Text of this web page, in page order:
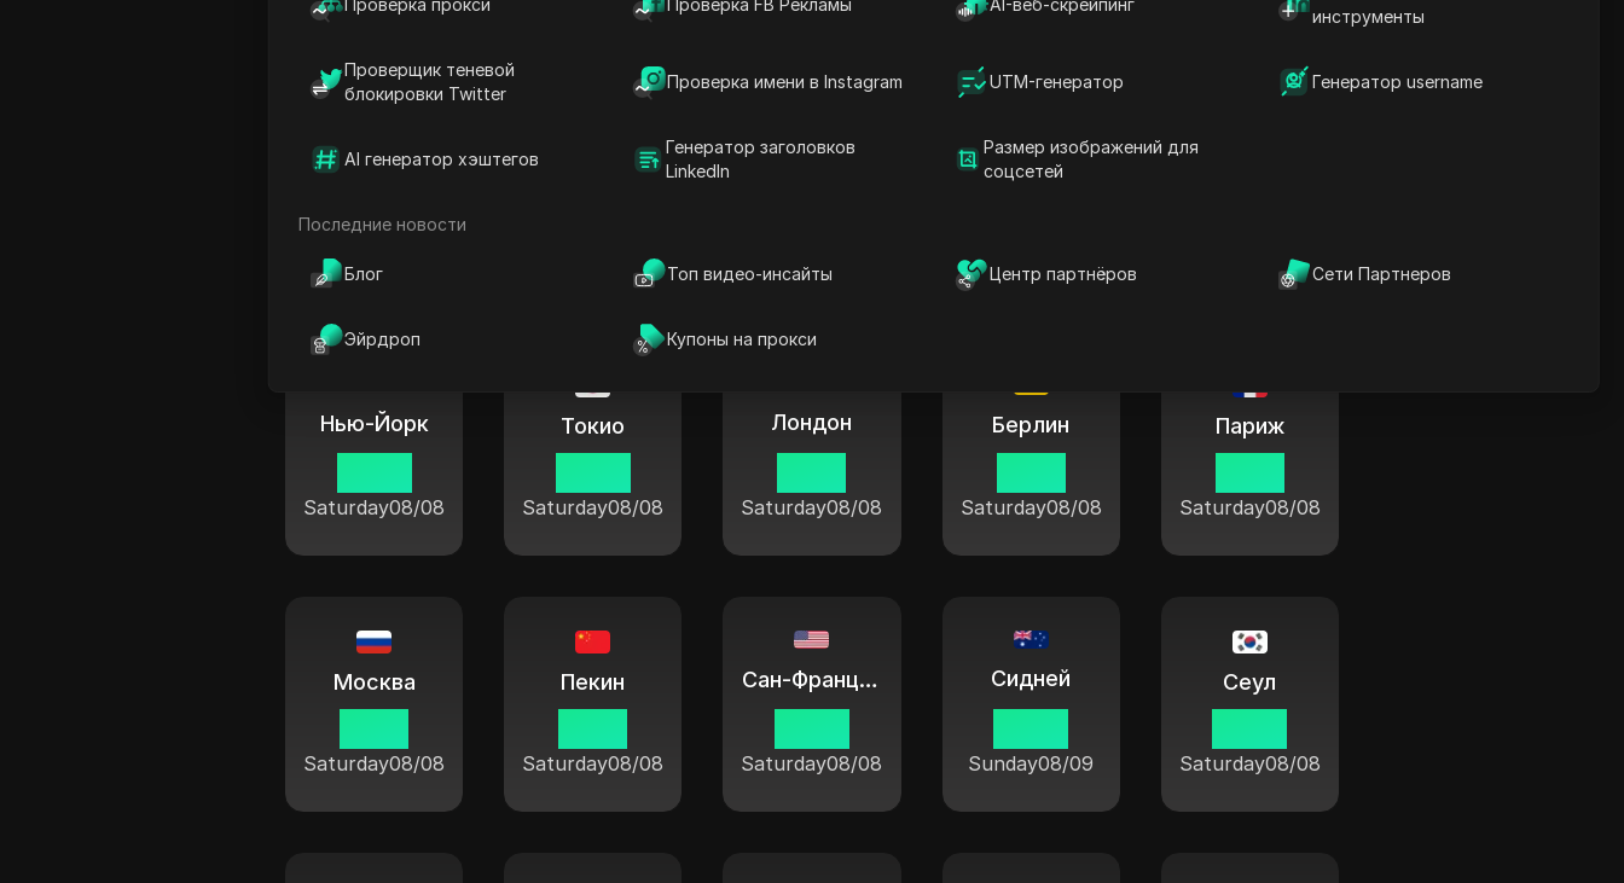
Проверка прокси Проверка FB Рекламы AI-веб-скрейпинг
инструменты
Проверщик теневой
блокировки Twitter
Проверка имени в Instagram UTM-генератор Генератор username
AI генератор хэштегов
Генератор заголовков
LinkedIn
Размер изображений для
соцсетей
Последние новости
Блог Топ видео-инсайты Центр партнёров Сети Партнеров
Эйрдроп Купоны на прокси
Sunday08/09
Текущее время в популярных городах мира
Нью-Йорк
Saturday08/08
Токио
Saturday08/08
Лондон
Saturday08/08
Берлин
Saturday08/08
Париж
Saturday08/08
Москва
Saturday08/08
Пекин
Saturday08/08
Сан-Франциско
Saturday08/08
Сидней
Sunday08/09
Сеул
Saturday08/08